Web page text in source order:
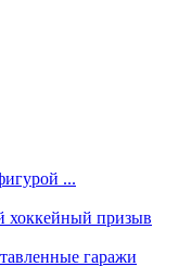
...
хоккейный призыв
гаражи